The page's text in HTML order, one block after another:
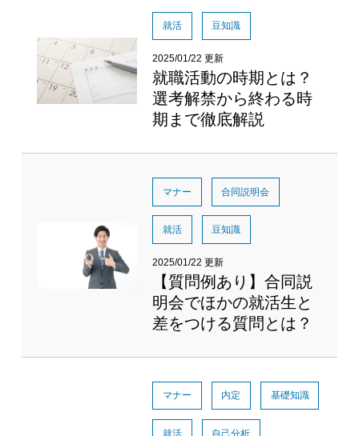
就活 豆知識
2025/01/22 更新
就職活動の時期とは？
選考解禁から終わる時
期まで徹底解説
マナー 合同説明会
就活 豆知識
2025/01/22 更新
【質問例あり】合同説
明会でほかの就活生と
差をつける質問とは？
マナー 内定 基礎知識
就活 自己分析